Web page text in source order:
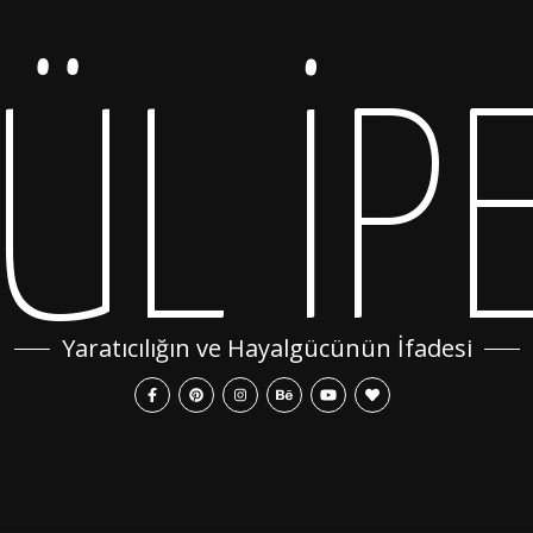
Yaratıcılığın ve Hayalgücünün İfadesi